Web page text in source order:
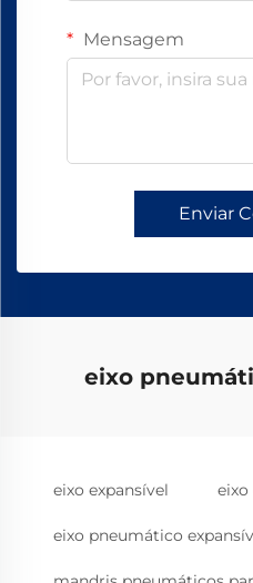
Mensagem
Enviar
eixo
eixo expansível eixo
eixo pneumático